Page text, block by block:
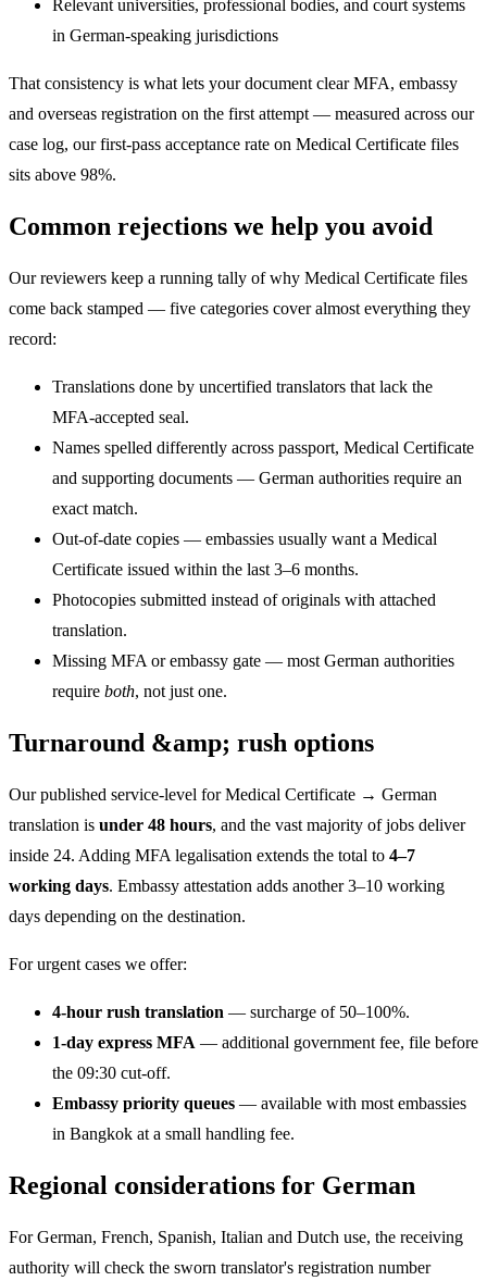
Relevant universities, professional bodies, and court systems
in German-speaking jurisdictions
That consistency is what lets your document clear MFA, embassy
and overseas registration on the first attempt — measured across our
case log, our first-pass acceptance rate on Medical Certificate files
sits above 98%.
Common rejections we help you avoid
Our reviewers keep a running tally of why Medical Certificate files
come back stamped — five categories cover almost everything they
record:
Translations done by uncertified translators that lack the
MFA-accepted seal.
Names spelled differently across passport, Medical Certificate
and supporting documents — German authorities require an
exact match.
Out-of-date copies — embassies usually want a Medical
Certificate issued within the last 3–6 months.
Photocopies submitted instead of originals with attached
translation.
Missing MFA or embassy gate — most German authorities
require both, not just one.
Turnaround &amp; rush options
Our published service-level for Medical Certificate → German
translation is under 48 hours, and the vast majority of jobs deliver
inside 24. Adding MFA legalisation extends the total to 4–7
working days. Embassy attestation adds another 3–10 working
days depending on the destination.
For urgent cases we offer:
4-hour rush translation — surcharge of 50–100%.
1-day express MFA — additional government fee, file before
the 09:30 cut-off.
Embassy priority queues — available with most embassies
in Bangkok at a small handling fee.
Regional considerations for German
For German, French, Spanish, Italian and Dutch use, the receiving
authority will check the sworn translator's registration number